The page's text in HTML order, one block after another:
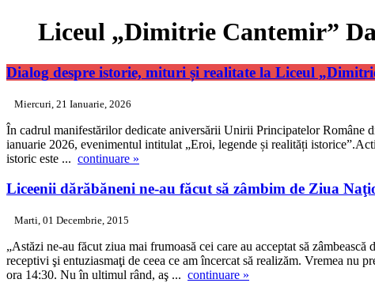
Liceul „Dimitrie Cantemir”
Dialog despre istorie, mituri și realitate la Liceul
Miercuri, 21 Ianuarie, 2026
În cadrul manifestărilor dedicate aniversării Unirii Principatelor
ianuarie 2026, evenimentul intitulat „Eroi, legende și realități
istoric este ... continuare »
Liceenii dărăbăneni ne-au făcut să zâmbim de Ziua
Marti, 01 Decembrie, 2015
„Astăzi ne-au făcut ziua mai frumoasă cei care au acceptat să
receptivi şi entuziasmaţi de ceea ce am încercat să realizăm. Vremea nu
ora 14:30. Nu în ultimul rând, aş ... continuare »